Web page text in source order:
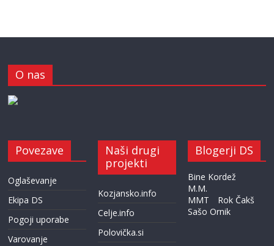
O nas
Povezave
Oglaševanje
Ekipa DS
Pogoji uporabe
Varovanje
Naši drugi
projekti
Kozjansko.info
Celje.info
Polovička.si
Blogerji DS
Bine Kordež
M.M.
MMT
Rok Čakš
Sašo Ornik